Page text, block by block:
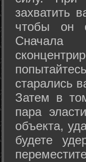
захватить
чтобы он
старались
Затем в
пара
объекта,
будете